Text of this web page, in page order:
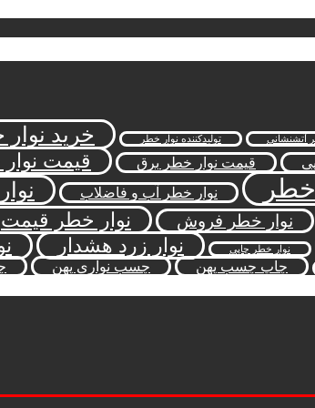
آتشنشانی تولیدکننده نوار خطر خرید
قیمت نوار خطر برق قیمت
خطر نوار خطر آب و فاضلاب
نوار خطر فروش نوار خطر قیمت
نوار خطر چاپی نوار زرد هشدار
چاپ چسب پهن چسب نواری پهن